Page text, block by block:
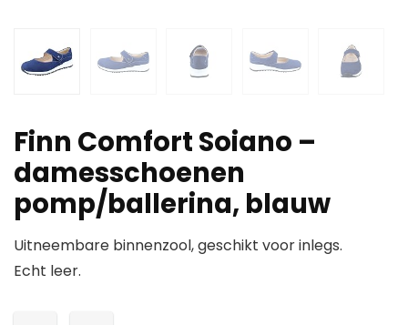
Finn Comfort Soiano –
damesschoenen
pomp/ballerina, blauw
Uitneembare binnenzool, geschikt voor inlegs.
Echt leer.